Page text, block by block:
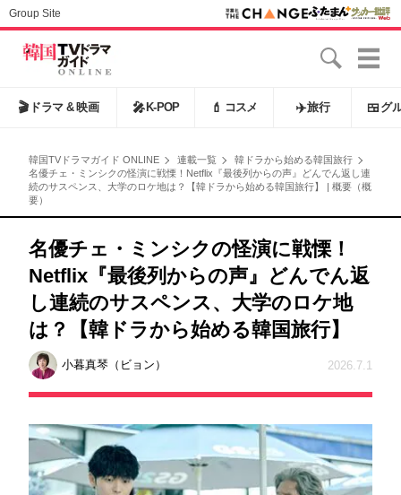
Group Site
🎬 ドラマ & 映画 🎤 K-POP 💄 コスメ ✈️旅行 🍱 グ
韓国TVドラマガイド ONLINE 連載一覧
韓ドラから始める韓国旅行
名優チェ・ミンシクの怪演に戦慄！Netflix『最後列からの声』どんでん返し連
続のサスペンス、大学のロケ地は？【韓ドラから始める韓国旅行】 | 概要（概
要）
名優チェ・ミンシクの怪演に戦慄！
Netflix『最後列からの声』どんでん返
し連続のサスペンス、大学のロケ地
は？【韓ドラから始める韓国旅行】
小暮真琴（ビョン） 2026.7.1